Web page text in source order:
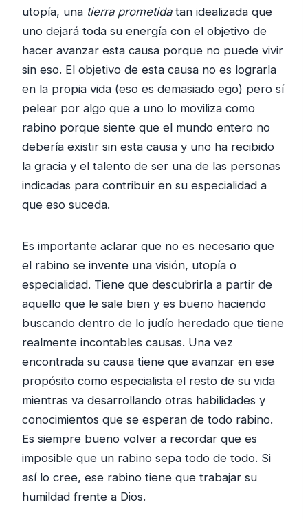
utopía, una tierra prometidatan idealizada que
uno dejará toda su energía con el objetivo de
hacer avanzar esta causa porque no puede vivir
sin eso. El objetivo de esta causa no es lograrla
en la propia vida (eso es demasiado ego) pero sí
pelear por algo que a uno lo moviliza como
rabino porque siente que el mundo entero no
debería existir sin esta causa y uno ha recibido
la gracia y el talento de ser una de las personas
indicadas para contribuir en su especialidad a
que eso suceda.
Es importante aclarar que no es necesario que
el rabino se invente una visión, utopía o
especialidad. Tiene que descubrirla a partir de
aquello que le sale bien y es bueno haciendo
buscando dentro de lo judío heredado que tiene
realmente incontables causas. Una vez
encontrada su causa tiene que avanzar en ese
propósito como especialista el resto de su vida
mientras va desarrollando otras habilidades y
conocimientos que se esperan de todo rabino.
Es siempre bueno volver a recordar que es
imposible que un rabino sepa todo de todo. Si
así lo cree, ese rabino tiene que trabajar su
humildad frente a Dios.